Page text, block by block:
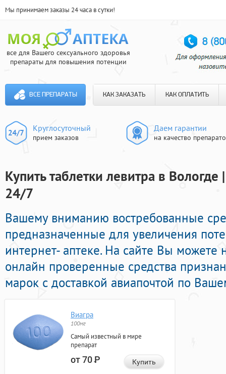
Мы принимаем заказы 24 часа в сутки!
все для Вашего сексуального здоровья
препараты для повышения потенции
ВСЕ ПРЕПАРАТЫ КАК ЗАКАЗАТЬ КАК ОПЛАТИТЬ
Круглосуточный
прием заказов
Даем гарантии
на качество
Купить таблетки левитра в
24/7
Вашему вниманию востребованные
предназначенные для увеличения
интернет- аптеке. На сайте Вы можете
онлайн проверенные средства
марок с доставкой авиапочтой по
Виагра
100мг
Самый известный в мире
препарат
от 70Р Купить